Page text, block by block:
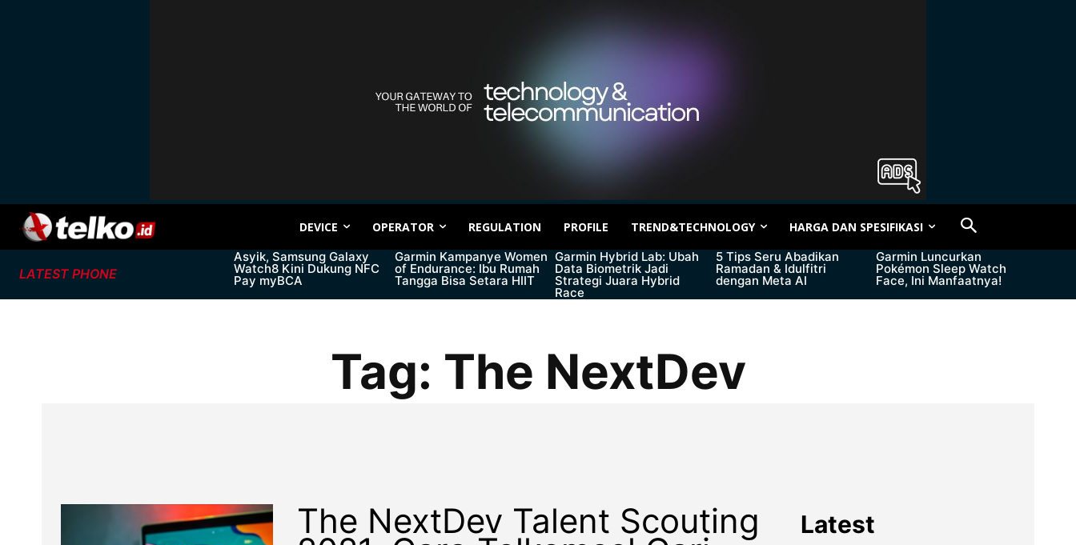
DEVICE OPERATOR REGULATION PROFILE TREND&TECHNOLOGY HARGA DAN SPESIFIKASI
LATEST PHONE
Asyik, Samsung Galaxy
Watch8 Kini Dukung NFC
Pay myBCA
Garmin Kampanye Women
of Endurance: Ibu Rumah
Tangga Bisa Setara HIIT
Garmin Hybrid Lab: Ubah
Data Biometrik Jadi
Strategi Juara Hybrid
Race
5 Tips Seru Abadikan
Ramadan & Idulfitri
dengan Meta AI
Garmin Luncurkan
Pokémon Sleep Watch
Face, Ini Manfaatnya!
Tag: The NextDev
The NextDev Talent Scouting Latest